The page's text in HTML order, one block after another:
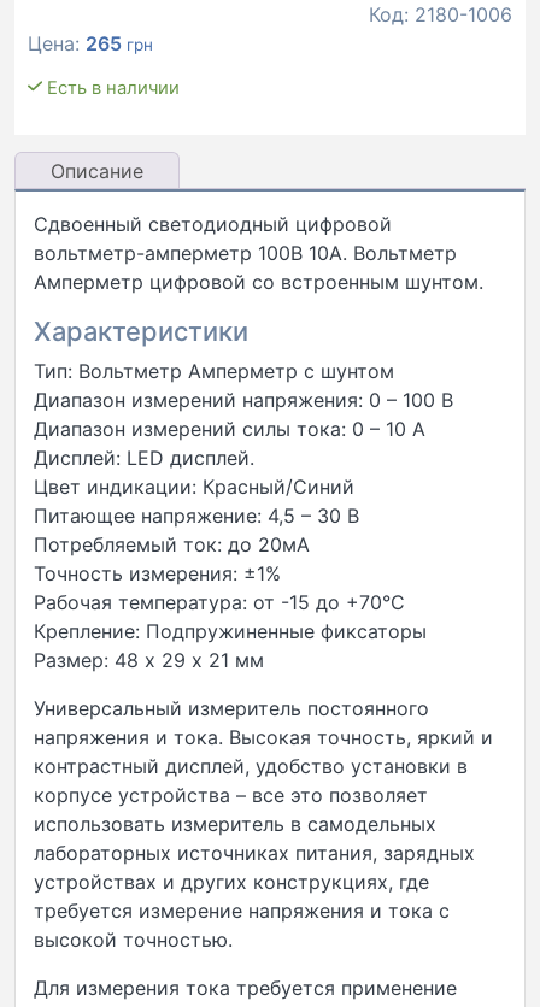
Код: 2180-1006
Цена: 265 грн
Есть в наличии
Описание
Сдвоенный светодиодный цифровой
вольтметр-амперметр 100В 10А. Вольтметр
Амперметр цифровой со встроенным шунтом.
Характеристики
Тип: Вольтметр Амперметр с шунтом
Диапазон измерений напряжения: 0 – 100 В
Диапазон измерений силы тока: 0 – 10 А
Дисплей: LED дисплей.
Цвет индикации: Красный/Синий
Питающее напряжение: 4,5 – 30 В
Потребляемый ток: до 20мА
Точность измерения: ±1%
Рабочая температура: от -15 до +70°С
Крепление: Подпружиненные фиксаторы
Размер: 48 х 29 х 21 мм
Универсальный измеритель постоянного
напряжения и тока. Высокая точность, яркий и
контрастный дисплей, удобство установки в
корпусе устройства – все это позволяет
использовать измеритель в самодельных
лабораторных источниках питания, зарядных
устройствах и других конструкциях, где
требуется измерение напряжения и тока с
высокой точностью.
Для измерения тока требуется применение